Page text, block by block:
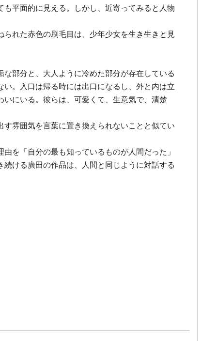
平面的に見える。しかし、近寄ってみると人物
れた赤色の刷毛目は、少年少女を生き生きと見
部分と、大人ように冷めた部分が存在している
。入口は帰る時には出口になるし、外と内は立
にいる。彼らは、可愛くて、生意気で、清楚
雰囲気を言葉に置き換えられないことと似てい
を「自分の最も知っているものが人間だった」
ける廣田の作品は、人間と同じように対話する